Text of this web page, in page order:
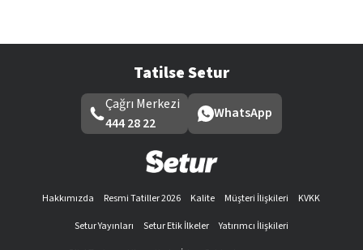
Tatilse Setur
Çağrı Merkezi
444 28 22
WhatsApp
Hakkımızda Resmi Tatiller 2026 Kalite Müşteri İlişkileri
KVKK
Setur Yayınları
Setur Etik İlkeler
Yatırımcı İlişkileri